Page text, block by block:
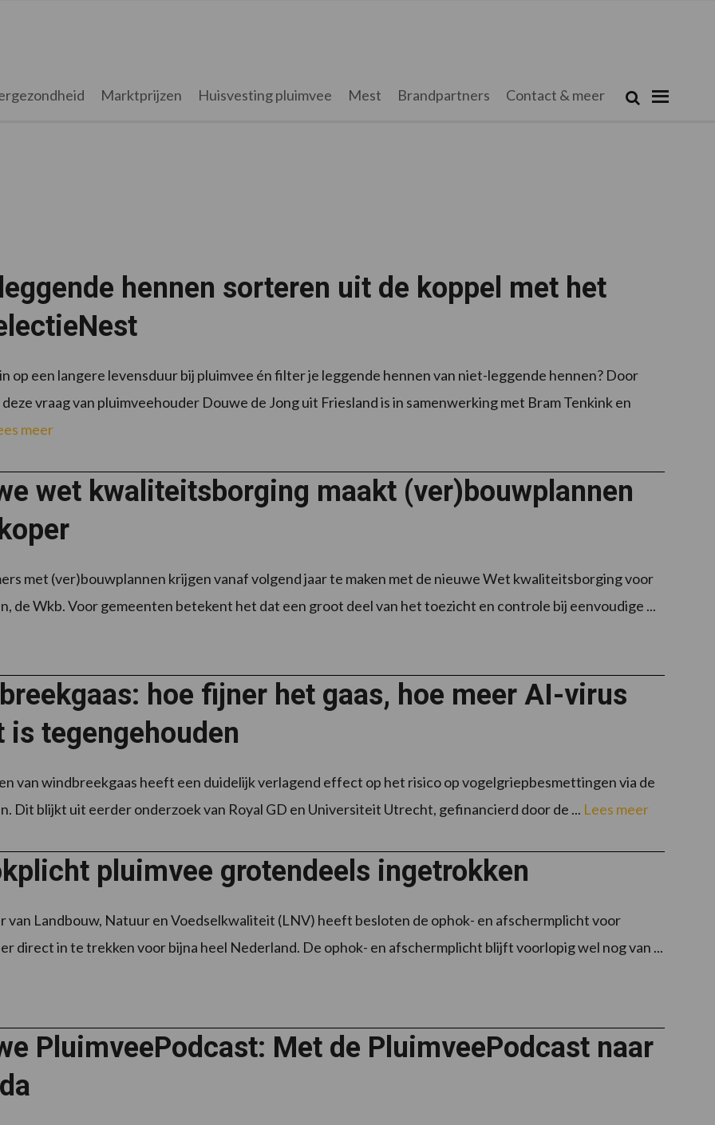
Marktprijzen Huisvesting pluimvee Mest Brandpartners Contact & meer Zoek
hennen sorteren uit de koppel met het
op een langere levensduur bij pluimvee én filter je leggende hennen van niet-leggende hennen? Door
deze vraag van pluimveehouder Douwe de Jong uit Friesland is in samenwerking met Bram Tenkink en
meer
wet kwaliteitsborging maakt (ver)bouwplannen
met (ver)bouwplannen krijgen vanaf volgend jaar te maken met de nieuwe Wet kwaliteitsborging voor
de Wkb. Voor gemeenten betekent het dat een groot deel van het toezicht en controle bij eenvoudige ...
hoe fijner het gaas, hoe meer AI-virus
is tegengehouden
van windbreekgaas heeft een duidelijk verlagend effect op het risico op vogelgriepbesmettingen via de
Dit blijkt uit eerder onderzoek van Royal GD en Universiteit Utrecht, gefinancierd door de ... Lees meer
pluimvee grotendeels ingetrokken
van Landbouw, Natuur en Voedselkwaliteit (LNV) heeft besloten de ophok- en afschermplicht voor
direct in te trekken voor bijna heel Nederland. De ophok- en afschermplicht blijft voorlopig wel nog van ...
PluimveePodcast: Met de PluimveePodcast naar